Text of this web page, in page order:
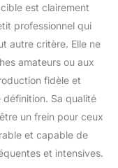
est clairement
professionnel qui
autre critère. Elle ne
amateurs ou aux
fidèle et
définition. Sa qualité
un frein pour ceux
et capable de
et intensives.